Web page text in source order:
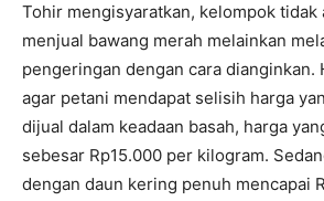
Tohir mengisyaratkan, kelompok tidak
menjual bawang merah melainkan
pengeringan dengan cara dianginkan.
agar petani mendapat selisih harga
dijual dalam keadaan basah, harga
sebesar Rp15.000 per kilogram.
dengan daun kering penuh mencapai